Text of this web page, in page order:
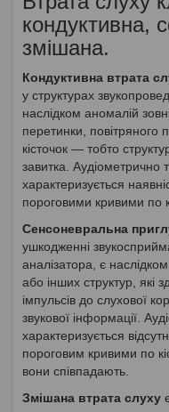
кондуктивна,
змішана.
Кондуктивна втрата
у структурах
наслідком аномалій
перетинки, повітряного
кісточок — тобто
завитка. Аудіометрично
характеризується
пороговими кривими по
Сенсоневральна
ушкодженні
аналізатора, є
або інших структур, які
імпульсів до слухової
звукової інформації.
характеризується
пороговим кривими по
вони співпадають.
Змішана втрата слуху